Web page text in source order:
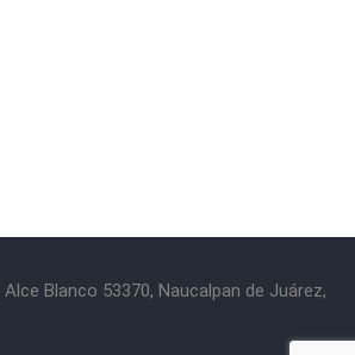
Blanco 53370, Naucalpan de Juárez,